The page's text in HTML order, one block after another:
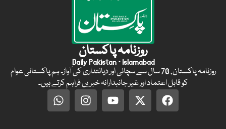
روزنامہ پاکستان
Daily Pakistan · Islamabad
روزنامہ پاکستان, 70 سال سے سچائی اور دیانتداری کی آواز۔ ہم پاکستانی عوام
کو قابل اعتماد اور غیر جانبدارانہ خبریں فراہم کرتے ہیں۔